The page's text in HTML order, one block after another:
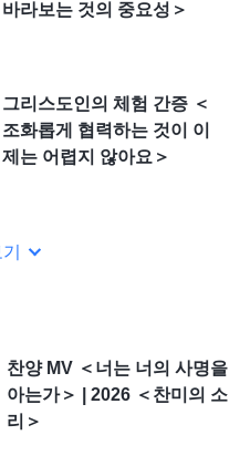
바라보는 것의 중요성＞
그리스도인의 체험 간증 ＜
조화롭게 협력하는 것이 이
제는 어렵지 않아요＞
찬양 MV ＜너는 너의 사명을
아는가＞ | 2026 ＜찬미의 소
리＞